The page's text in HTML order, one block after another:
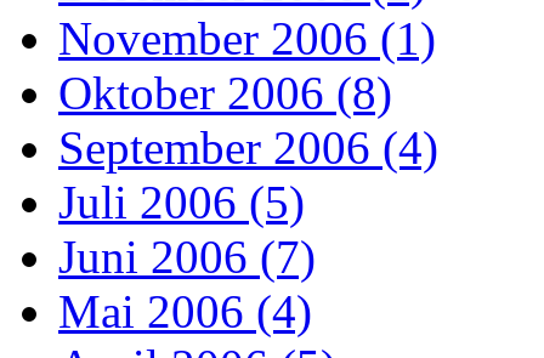
November 2006 (1)
Oktober 2006 (8)
September 2006 (4)
Juli 2006 (5)
Juni 2006 (7)
Mai 2006 (4)